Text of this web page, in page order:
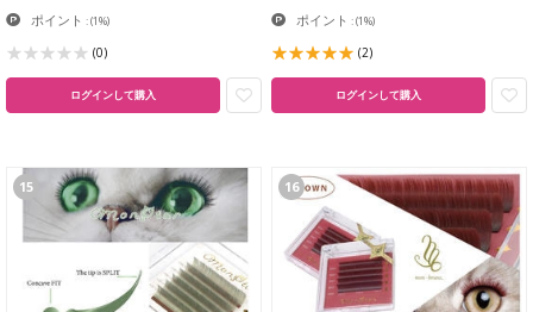
ポイント :(1%)
(0)
ログインして購入
ポイント :(1%)
(2)
ログインして購入
15 16